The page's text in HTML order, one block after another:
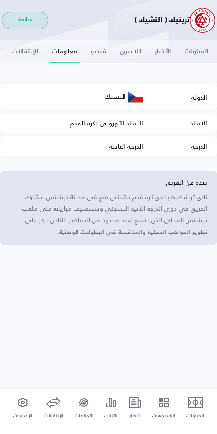
ترينيك ( التشيك ) متابعة
المباريات الأخبار اللاعبون فيديو معلومات الإنتقالات
الدولة التشيك
الاتحاد
الاتحاد الأوروبي لكرة القدم
الدرجة
الدرجة الثانية
نبذة عن الفريق
نادي ترينيك هو نادي كرة قدم تشيكي يقع في مدينة ترينيتس. يشارك
الفريق في دوري الدرجة الثانية التشيكي ويستضيف مبارياته على ملعب
ترينيتس المحلي الذي يتسع لعدد محدود من الجماهير. النادي يركز على
تطوير المواهب المحلية والمنافسة في البطولات الوطنية.
المباريات الفيديوهات الأخبار الترتيب التوقعات الإنتقالات الإعدادات